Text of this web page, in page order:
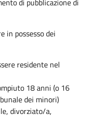
in possesso dei
residente nel
18 anni (o 16
dei minori)
divorziato/a,